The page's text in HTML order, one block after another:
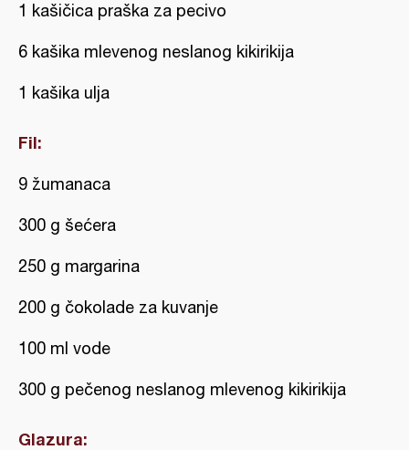
1 kašičica praška za pecivo
6 kašika mlevenog neslanog kikirikija
1 kašika ulja
Fil:
9 žumanaca
300 g šećera
250 g margarina
200 g čokolade za kuvanje
100 ml vode
300 g pečenog neslanog mlevenog kikirikija
Glazura: